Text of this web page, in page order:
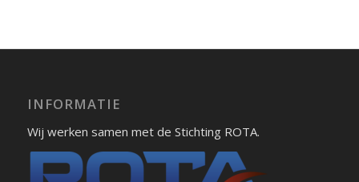
INFORMATIE
Wij werken samen met de Stichting ROTA.